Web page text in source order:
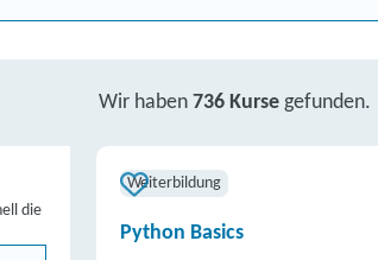
Wir haben 736 Kurse gefunden.
die
Weiterbildung
Python Basics